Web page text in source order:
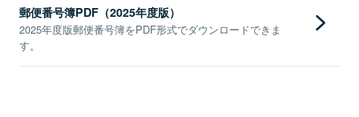
郵便番号簿PDF（2025年度版）
2025年度版郵便番号簿をPDF形式でダウンロードできま
す。